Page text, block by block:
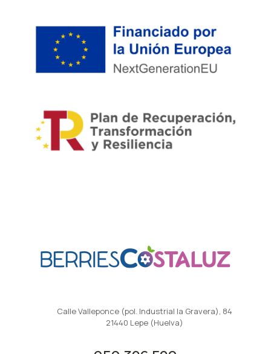
Calle Valleponce (pol. Industrial la Gravera), 84
21440 Lepe (Huelva)